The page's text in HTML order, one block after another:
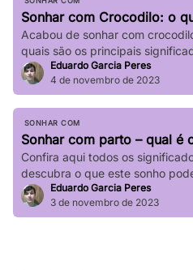
Sonhar com Crocodilo: o
Acabou de sonhar com
quais são os principais
suas principais variações!
Eduardo Garcia Peres
4 de novembro de 2023
SONHAR COM
Sonhar com parto – qual é
Confira aqui todos os
descubra o que este sonho
sobre a sua vida.
Eduardo Garcia Peres
3 de novembro de 2023